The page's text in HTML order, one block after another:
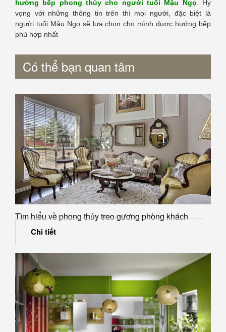
hướng bếp phong thủy cho người tuổi Mậu Ngọ. Hy
vọng với những thông tin trên thì mọi người, đặc biệt là
người tuổi Mậu Ngọ sẽ lựa chọn cho mình được hướng bếp
phù hợp nhất
Có thể bạn quan tâm
Tìm hiểu về phong thủy treo gương phòng khách
Chi tiết